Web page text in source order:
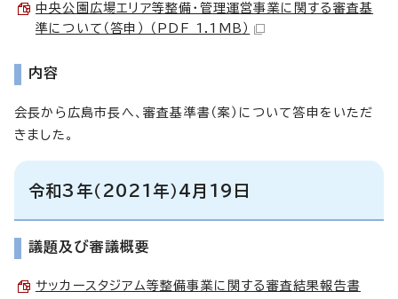
中央公園広場エリア等整備・管理運営事業に関する審査基
準について（答申） （PDF 1.1MB）
内容
会長から広島市長へ、審査基準書（案）について答申をいただ
きました。
令和3年（2021年）4月19日
議題及び審議概要
サッカースタジアム等整備事業に関する審査結果報告書